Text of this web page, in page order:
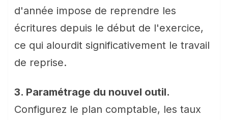
d'année impose de reprendre les
écritures depuis le début de l'exercice,
ce qui alourdit significativement le travail
de reprise.
3. Paramétrage du nouvel outil.
Configurez le plan comptable, les taux